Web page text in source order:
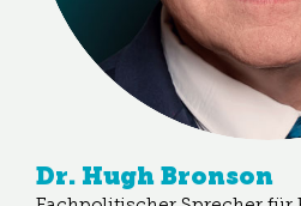
Dr. Hugh Bronson